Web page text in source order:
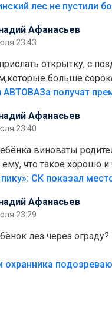
надо безбожно
Афанасьев
23:43
открытку, с
больше
АВТОВАЗа получат
Афанасьев
23:40
виноваты
что такое хорошо и
такой забор,верх
Афанасьев
23:29
лез через